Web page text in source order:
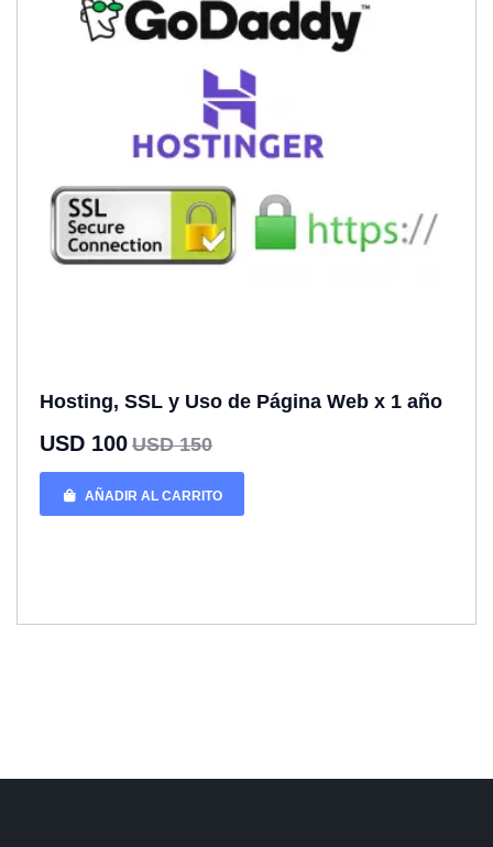
Hosting, SSL y Uso de Página Web x 1 año
USD 100 USD 150
AÑADIR AL CARRITO